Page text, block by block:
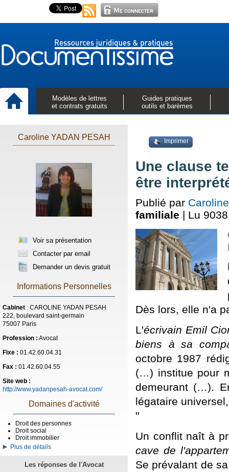
Modèles de lettres
et contrats gratuits
Guides pratiques
outils et barèmes
Caroline YADAN PESAH
Voir sa présentation
Contacter par email
Demander un devis gratuit
Informations Personnelles
Cabinet : CAROLINE YADAN PESAH
222, boulevard saint-germain
75007 Paris
Profession : Avocat
Fixe : 01.42.60.04.31
Fax : 01.42.60.04.55
Site web :
http://www.yadanpesah-avocat.com/
Domaines d'activité
Droit des personnes
Droit social
Droit immobilier
Plus de détails
Les réponses de l'Avocat
Imprimer
Une clause
être
Publié par
familiale | Lu
Dès lors, elle n'a
L'écrivain Emil
biens à sa
octobre 1987
(…) institue pour
demeurant (…).
légataire
"
Un conflit naît à
cave de
Se prévalant de